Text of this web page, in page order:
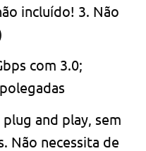
incluído! 3. Não
com 3.0;
and play, sem
Não necessita de